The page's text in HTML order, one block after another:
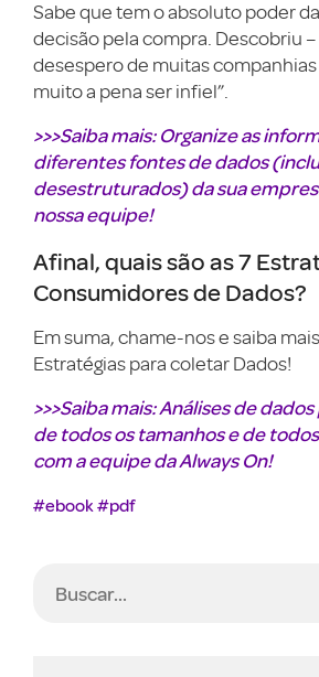
Sabe que tem o absoluto poder
decisão pela compra. Descobriu –
desespero de muitas
muito a pena ser infiel”.
>>>Saiba mais: Organize as
diferentes fontes de dados
desestruturados) da sua
nossa equipe!
Afinal, quais são as 7
Consumidores de Dados?
Em suma, chame-nos e saiba
Estratégias para coletar Dados!
>>>Saiba mais: Análises de
de todos os tamanhos e de
com a equipe da Always On!
#ebook#pdf